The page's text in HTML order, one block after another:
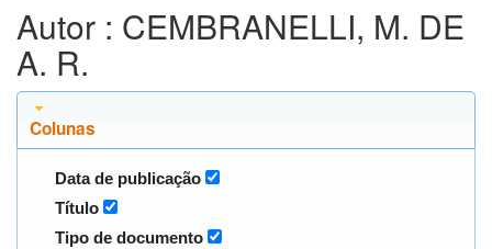
Autor : CEMBRANELLI, M. DE
A. R.
Colunas
Data de publicação
Título
Tipo de documento